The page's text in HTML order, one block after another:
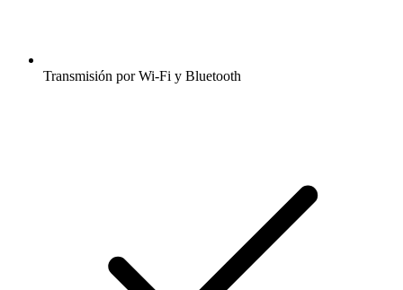
Transmisión por Wi-Fi y Bluetooth